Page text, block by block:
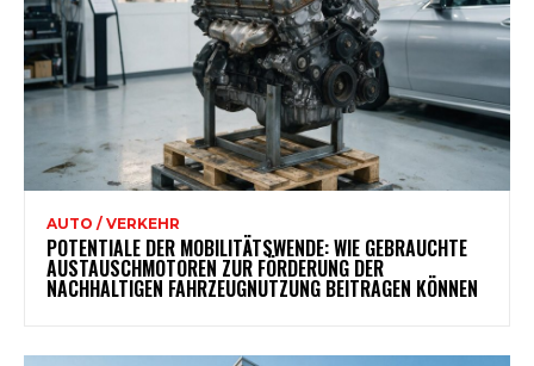
AUTO / VERKEHR
POTENTIALE DER MOBILITÄTSWENDE: WIE GEBRAUCHTE
AUSTAUSCHMOTOREN ZUR FÖRDERUNG DER
NACHHALTIGEN FAHRZEUGNUTZUNG BEITRAGEN KÖNNEN